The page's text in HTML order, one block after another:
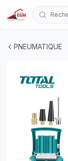
PNEUMATIQUE